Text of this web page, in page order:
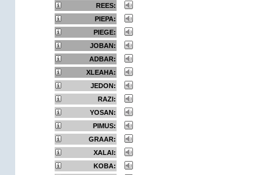
REES:
PIEPA:
PIEGE:
JOBAN:
ADBAR:
XLEAHA:
JEDON:
RAZI:
YOSAN:
PIMUS:
GRAAR:
XALAI:
KOBA: